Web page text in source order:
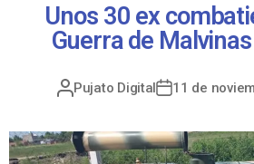
Unos 30 ex
Guerra de
Pujato Digital 11 de